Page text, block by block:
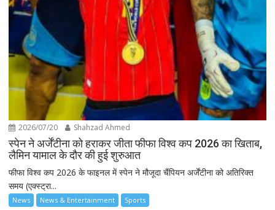
2026/07/20 Shahzad Ahmed
स्पेन ने अर्जेंटीना को हराकर जीता फीफा विश्व कप 2026 का खिताब,
लैमिन यामाल के दौर की हुई शुरुआत
फीफा विश्व कप 2026 के फाइनल में स्पेन ने मौजूदा चैंपियन अर्जेंटीना को अतिरिक्त
समय (एक्स्ट्रा...
News News & Entertainment Sports